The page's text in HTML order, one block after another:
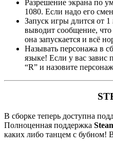
Разрешение экрана по
1080. Если надо его
Запуск игры длится от
выводит сообщение, что
она запускается и всё
Называть персонажа в
языке! Если у вас завис
“R” и назовите
В сборке теперь доступна
Полноценная поддержка
каких либо танцем с бубном!